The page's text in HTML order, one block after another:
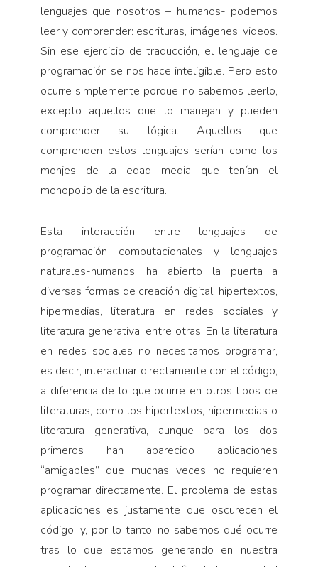
lenguajes que nosotros – humanos- podemos
leer y comprender: escrituras, imágenes, videos.
Sin ese ejercicio de traducción, el lenguaje de
programación se nos hace inteligible. Pero esto
ocurre simplemente porque no sabemos leerlo,
excepto aquellos que lo manejan y pueden
comprender su lógica. Aquellos que
comprenden estos lenguajes serían como los
monjes de la edad media que tenían el
monopolio de la escritura.
Esta interacción entre lenguajes de
programación computacionales y lenguajes
naturales-humanos, ha abierto la puerta a
diversas formas de creación digital: hipertextos,
hipermedias, literatura en redes sociales y
literatura generativa, entre otras. En la literatura
en redes sociales no necesitamos programar,
es decir, interactuar directamente con el código,
a diferencia de lo que ocurre en otros tipos de
literaturas, como los hipertextos, hipermedias o
literatura generativa, aunque para los dos
primeros han aparecido aplicaciones
“amigables” que muchas veces no requieren
programar directamente. El problema de estas
aplicaciones es justamente que oscurecen el
código, y, por lo tanto, no sabemos qué ocurre
tras lo que estamos generando en nuestra